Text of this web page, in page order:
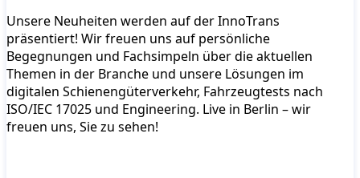
Unsere Neuheiten werden auf der InnoTrans
präsentiert! Wir freuen uns auf persönliche
Begegnungen und Fachsimpeln über die aktuellen
Themen in der Branche und unsere Lösungen im
digitalen Schienengüterverkehr, Fahrzeugtests nach
ISO/IEC 17025 und Engineering. Live in Berlin – wir
freuen uns, Sie zu sehen!